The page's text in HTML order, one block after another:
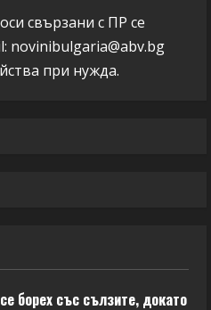
свързани с ПР се
novinibulgaria@abv.bg
при нужда.
борех със сълзите, докато